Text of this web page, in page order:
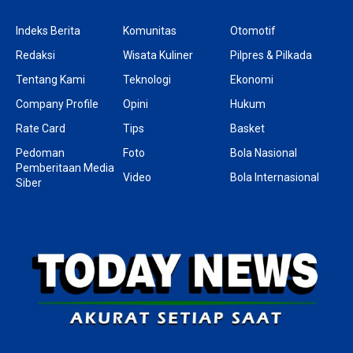
Indeks Berita
Redaksi
Tentang Kami
Company Profile
Rate Card
Pedoman
Pemberitaan Media
Siber
Komunitas
Wisata Kuliner
Teknologi
Opini
Tips
Foto
Video
Otomotif
Pilpres & Pilkada
Ekonomi
Hukum
Basket
Bola Nasional
Bola Internasional